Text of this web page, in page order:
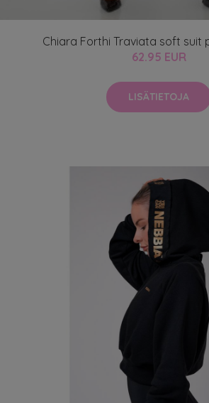
Chiara Forthi Traviata soft suit
62.95 EUR
LISÄTIETOJA